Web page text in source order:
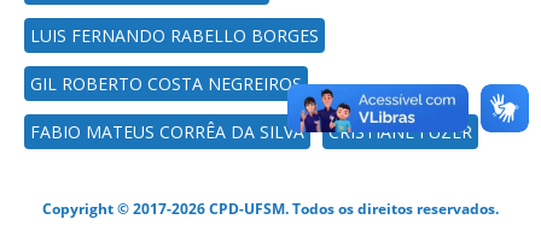
LUIS FERNANDO RABELLO BORGES
GIL ROBERTO COSTA NEGREIROS
FABIO MATEUS CORRÊA DA SILVA CRISTIANE FUZER
Copyright © 2017-2026 CPD-UFSM. Todos os direitos reservados.